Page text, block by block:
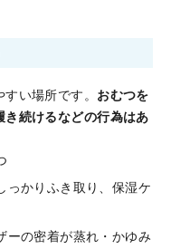
い場所です。 おむつを
続けるなどの行為はあ
っかりふき取り、保湿ケ
ーの密着が蒸れ・かゆみ